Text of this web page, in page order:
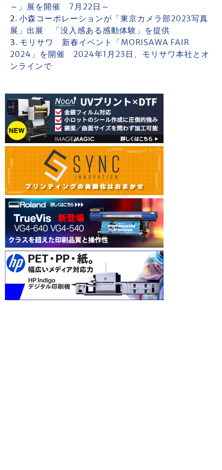
～」展を開催 7月22日～
小森コーポレーションが「東京カメラ部2023写真
展」出展 「没入感ある感動体験」を提供
モリサワ 新春イベント「MORISAWA FAIR
2024」を開催 2024年1月23日、モリサワ本社とオ
ンラインで